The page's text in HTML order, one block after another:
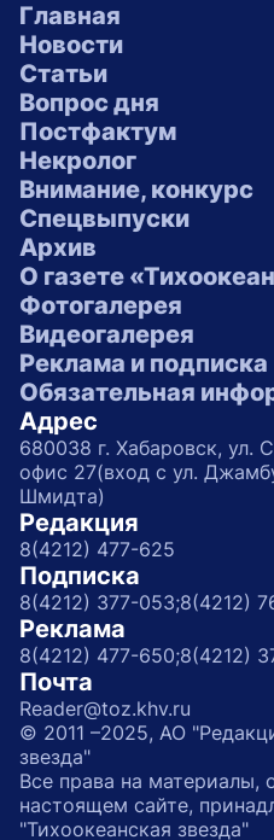
Главная
Новости
Статьи
Вопрос дня
Постфактум
Некролог
Внимание, конкурс
Спецвыпуски
Архив
О газете
Фотогалерея
Видеогалерея
Реклама и подписка
Обязательная
Адрес
680038 г. Хабаровск, ул.
офис 27(вход с ул.
Шмидта)
Редакция
8(4212) 477-625
Подписка
8(4212) 377-053;8(4212)
Реклама
8(4212) 477-650;8(4212)
Почта
Reader@toz.khv.ru
© 2011 –2025, АО
звезда"
Все права на материалы,
настоящем сайте,
"Тихоокеанская звезда"